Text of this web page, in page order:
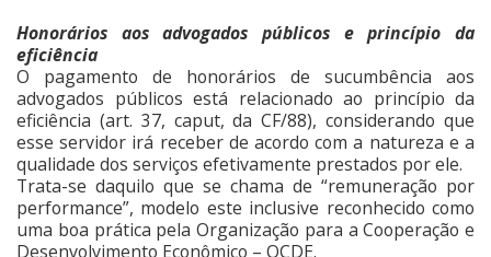
Honorários aos advogados públicos e princípio da
eficiência
O pagamento de honorários de sucumbência aos
advogados públicos está relacionado ao princípio da
eficiência (art. 37, caput, da CF/88), considerando que
esse servidor irá receber de acordo com a natureza e a
qualidade dos serviços efetivamente prestados por ele.
Trata-se daquilo que se chama de “remuneração por
performance”, modelo este inclusive reconhecido como
uma boa prática pela Organização para a Cooperação e
Desenvolvimento Econômico – OCDE.